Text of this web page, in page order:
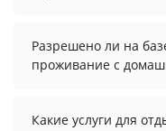
уточните
менеджера,
Разрешено ли на
проживание с
запрещено.
Какие услуги для